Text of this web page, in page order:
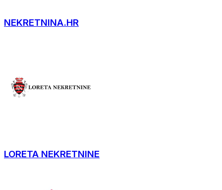
NEKRETNINA.HR
LORETA NEKRETNINE